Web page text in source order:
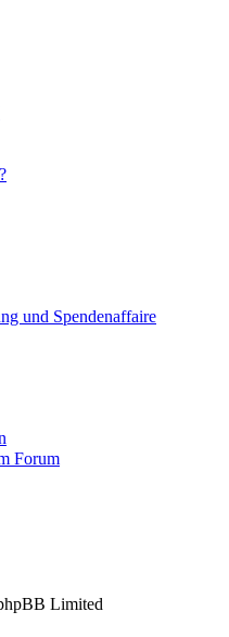
und Spendenaffaire
Forum
Limited